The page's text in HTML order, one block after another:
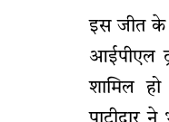
इस जीत के
आईपीएल
शामिल